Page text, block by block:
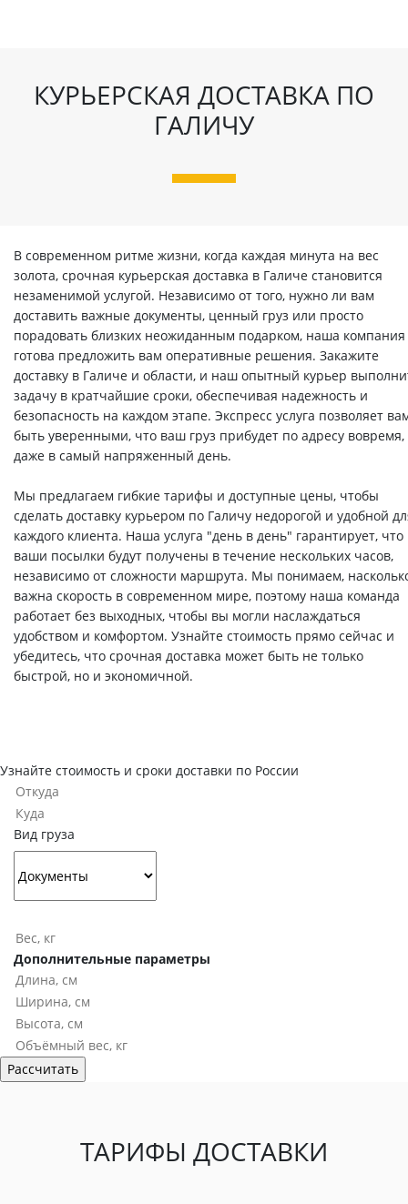
КУРЬЕРСКАЯ ДОСТАВКА ПО
ГАЛИЧУ
В современном ритме жизни, когда каждая минута на вес
золота, срочная курьерская доставка в Галиче становится
незаменимой услугой. Независимо от того, нужно ли вам
доставить важные документы, ценный груз или просто
порадовать близких неожиданным подарком, наша компания
готова предложить вам оперативные решения. Закажите
доставку в Галиче и области, и наш опытный курьер
задачу в кратчайшие сроки, обеспечивая надежность и
безопасность на каждом этапе. Экспресс услуга позволяет
быть уверенными, что ваш груз прибудет по адресу вовремя,
даже в самый напряженный день.
Мы предлагаем гибкие тарифы и доступные цены, чтобы
сделать доставку курьером по Галичу недорогой и удобной
каждого клиента. Наша услуга "день в день" гарантирует, что
ваши посылки будут получены в течение нескольких часов,
независимо от сложности маршрута. Мы понимаем,
важна скорость в современном мире, поэтому наша команда
работает без выходных, чтобы вы могли наслаждаться
удобством и комфортом. Узнайте стоимость прямо сейчас и
убедитесь, что срочная доставка может быть не только
быстрой, но и экономичной.
Узнайте стоимость и сроки доставки по России
Вид груза
Дополнительные параметры
ТАРИФЫ ДОСТАВКИ